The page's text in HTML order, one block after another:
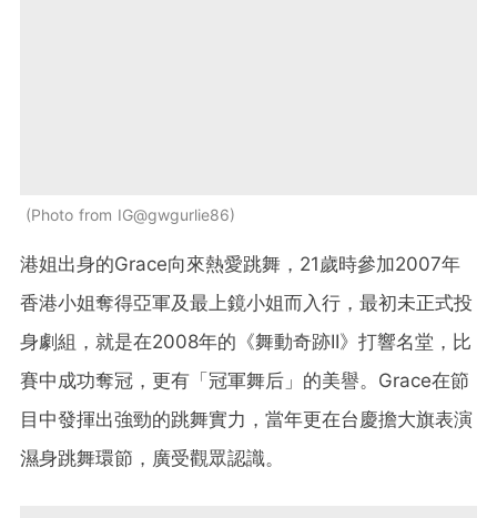
Photo from IG@gwgurlie86
港姐出身的Grace向來熱愛跳舞，21歲時參加2007年
香港小姐奪得亞軍及最上鏡小姐而入行，最初未正式投
身劇組，就是在2008年的《舞動奇跡II》打響名堂，比
賽中成功奪冠，更有「冠軍舞后」的美譽。Grace在節
目中發揮出強勁的跳舞實力，當年更在台慶擔大旗表演
濕身跳舞環節，廣受觀眾認識。